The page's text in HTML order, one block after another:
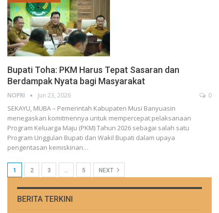
Bupati Toha: PKM Harus Tepat Sasaran dan
Berdampak Nyata bagi Masyarakat
NOPRI Jun 23, 2026 0
SEKAYU, MUBA – Pemerintah Kabupaten Musi Banyuasin
menegaskan komitmennya untuk mempercepat pelaksanaan
Program Keluarga Maju (PKM) Tahun 2026 sebagai salah satu
Program Unggulan Bupati dan Wakil Bupati dalam upaya
pengentasan kemiskinan…
1 2 3 … 5 NEXT
BERITA TERKINI